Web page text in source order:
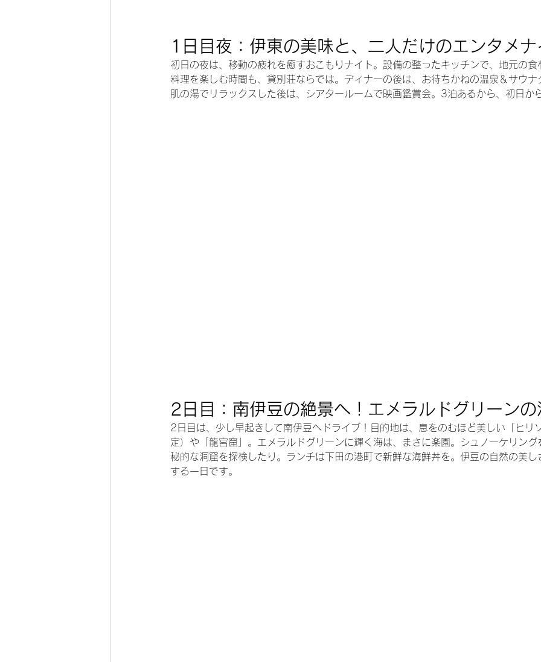
1日目夜：伊東の美味と、二人だけのエンタメナ
初日の夜は、移動の疲れを癒すおこもりナイト。設備の整ったキッチンで、地元の食
料理を楽しむ時間も、貸別荘ならでは。ディナーの後は、お待ちかねの温泉＆サウナ
肌の湯でリラックスした後は、シアタールームで映画鑑賞会。3泊あるから、初日か
2日目：南伊豆の絶景へ！エメラルドグリーンの
2日目は、少し早起きして南伊豆へドライブ！目的地は、息をのむほど美しい「ヒリ
定）や「龍宮窟」。エメラルドグリーンに輝く海は、まさに楽園。シュノーケリング
秘的な洞窟を探検したり。ランチは下田の港町で新鮮な海鮮丼を。伊豆の自然の美し
する一日です。